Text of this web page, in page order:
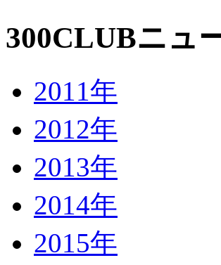
300CLUBニュ
2011年
2012年
2013年
2014年
2015年